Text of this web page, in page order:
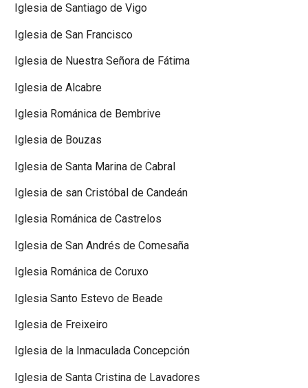
Iglesia de Santiago de Vigo
Iglesia de San Francisco
Iglesia de Nuestra Señora de Fátima
Iglesia de Alcabre
Iglesia Románica de Bembrive
Iglesia de Bouzas
Iglesia de Santa Marina de Cabral
Iglesia de san Cristóbal de Candeán
Iglesia Románica de Castrelos
Iglesia de San Andrés de Comesaña
Iglesia Románica de Coruxo
Iglesia Santo Estevo de Beade
Iglesia de Freixeiro
Iglesia de la Inmaculada Concepción
Iglesia de Santa Cristina de Lavadores